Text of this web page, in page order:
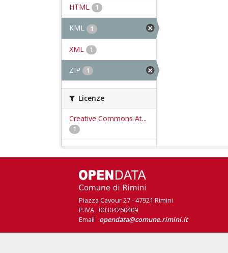
HTML 1
KML 1
XML 1
ZIP 1
Licenze
Creative Commons At...
1
Piazza Cavour 27 - 47921 Rimini
P.IVA 00304260409
Email opendata@comune.rimini.it